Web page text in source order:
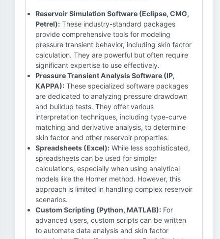
Reservoir Simulation Software (Eclipse, CMG,
Petrel): These industry-standard packages
provide comprehensive tools for modeling
pressure transient behavior, including skin factor
calculation. They are powerful but often require
significant expertise to use effectively.
Pressure Transient Analysis Software (IP,
KAPPA): These specialized software packages
are dedicated to analyzing pressure drawdown
and buildup tests. They offer various
interpretation techniques, including type-curve
matching and derivative analysis, to determine
skin factor and other reservoir properties.
Spreadsheets (Excel): While less sophisticated,
spreadsheets can be used for simpler
calculations, especially when using analytical
models like the Horner method. However, this
approach is limited in handling complex reservoir
scenarios.
Custom Scripting (Python, MATLAB): For
advanced users, custom scripts can be written
to automate data analysis and skin factor